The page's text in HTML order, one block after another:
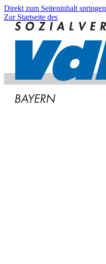
Direkt zum Seiteninhalt springen
Zur Startseite des